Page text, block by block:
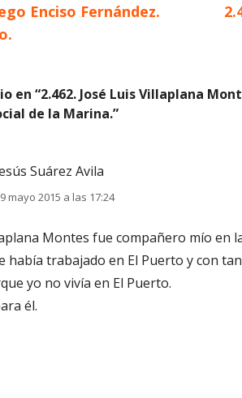
Enciso Fernández.
en “2.462. José Luis Villaplana
de la Marina.”
Suárez Avila
mayo 2015 a las 17:24
Montes fue compañero mío en
había trabajado en El Puerto y con
yo no vivía en El Puerto.
él.